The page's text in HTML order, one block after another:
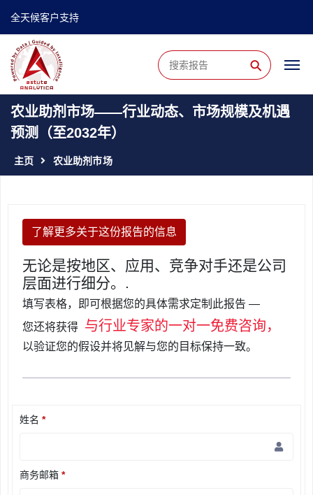
全天候客户支持
⚲
农业助剂市场——行业动态、市场规模及机遇
预测（至2032年）
主页 农业助剂市场
了解更多关于这份报告的信息
无论是按地区、应用、竞争对手还是公司
层面进行细分。.
填写表格，即可根据您的具体需求定制此报告 —
您还将获得 与行业专家的一对一免费咨询，
以验证您的假设并将见解与您的目标保持一致。
姓名 *
商务邮箱 *